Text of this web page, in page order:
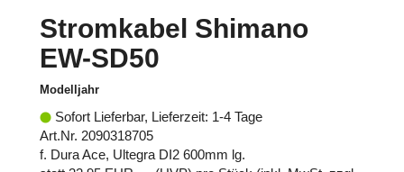
Stromkabel Shimano
EW-SD50
Modelljahr
Sofort Lieferbar, Lieferzeit: 1-4 Tage
Art.Nr. 2090318705
f. Dura Ace, Ultegra DI2 600mm lg.